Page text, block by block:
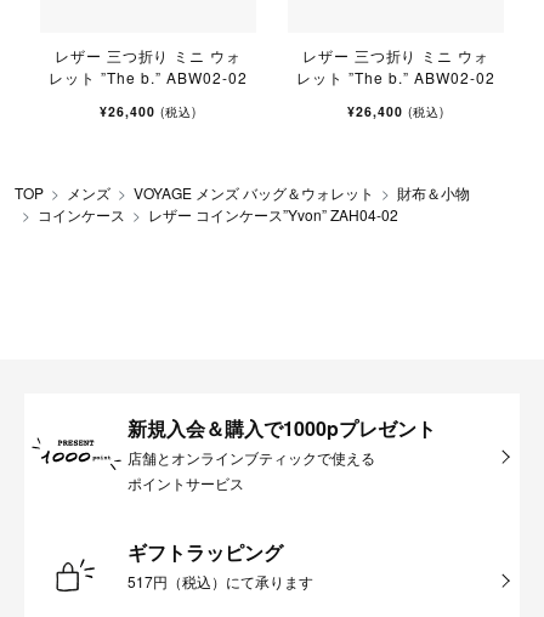
レザー 三つ折り ミニ ウォ
レット ”The b.” ABW02-02
¥26,400 (税込)
レザー 三つ折り ミニ ウォ
レット ”The b.” ABW02-02
¥26,400 (税込)
TOP メンズ VOYAGE メンズ バッグ＆ウォレット
財布＆小物
コインケース
レザー コインケース”Yvon” ZAH04-02
新規入会＆購入で1000pプレゼント
店舗とオンラインブティックで使える
ポイントサービス
ギフトラッピング
517円（税込）にて承ります